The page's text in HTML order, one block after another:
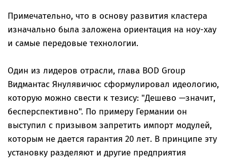
Примечательно, что в основу развития кластера
изначально была заложена ориентация на ноу-хау
и самые передовые технологии.
Один из лидеров отрасли, глава BOD Group
Видмантас Янулявичюс сформулировал идеологию,
которую можно свести к тезису: "Дешево —значит,
бесперспективно". По примеру Германии он
выступил с призывом запретить импорт модулей,
которым не дается гарантия 20 лет. В принципе эту
установку разделяют и другие предприятия